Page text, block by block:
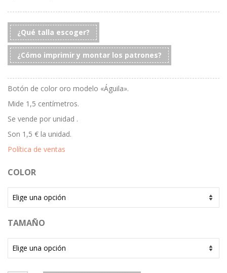
precios:
desde
1,50€
hasta
2,00€
¿Qué talla escoger?
¿Cómo imprimir y montar los patrones?
Botón de color oro modelo «Águila».
Mide 1,5 centímetros.
Se vende por unidad .
Son 1,5 € la unidad.
Política de ventas
COLOR
TAMAÑO